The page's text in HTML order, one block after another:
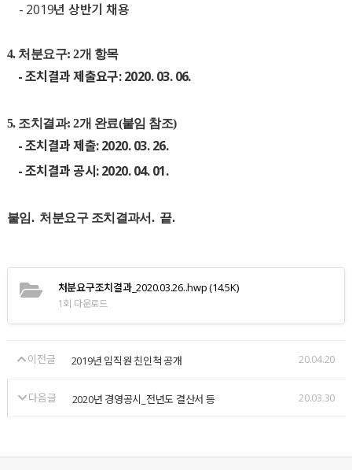
- 2019년 상반기 채용
4. 처분요구: 2개 항목
-조치결과 제출요구: 2020. 03. 06.
5. 조치결과: 2개 완료(붙임 참조)
-조치결과 제출: 2020. 03. 26.
- 조치결과 공시: 2020. 04. 01.
붙임. 처분요구 조치결과서. 끝.
처분요구조치결과_2020.03.26..hwp(14.5K)
1회 다운로드
이전글 2019년 임직원 친인척 공개 20.04.20
다음글 2020년 경영공시_전년도 결산서 등 20.03.30